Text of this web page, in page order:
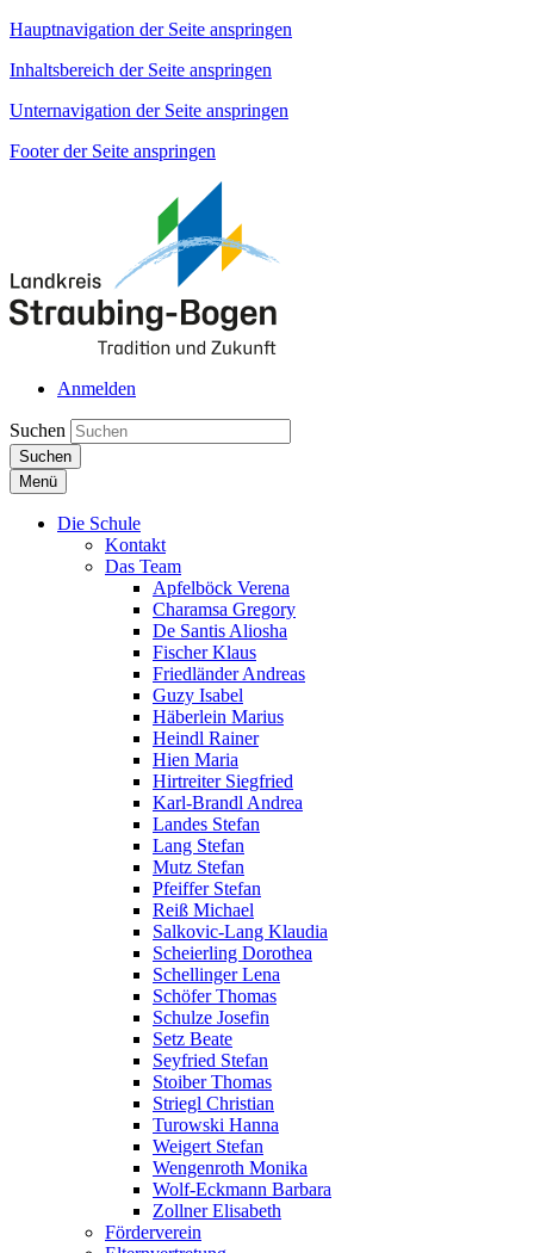
Hauptnavigation der Seite anspringen
Inhaltsbereich der Seite anspringen
Unternavigation der Seite anspringen
Footer der Seite anspringen
Anmelden
Suchen
Suchen
Menü
Die Schule
Kontakt
Das Team
Apfelböck Verena
Charamsa Gregory
De Santis Aliosha
Fischer Klaus
Friedländer Andreas
Guzy Isabel
Häberlein Marius
Heindl Rainer
Hien Maria
Hirtreiter Siegfried
Karl-Brandl Andrea
Landes Stefan
Lang Stefan
Mutz Stefan
Pfeiffer Stefan
Reiß Michael
Salkovic-Lang Klaudia
Scheierling Dorothea
Schellinger Lena
Schöfer Thomas
Schulze Josefin
Setz Beate
Seyfried Stefan
Stoiber Thomas
Striegl Christian
Turowski Hanna
Weigert Stefan
Wengenroth Monika
Wolf-Eckmann Barbara
Zollner Elisabeth
Förderverein